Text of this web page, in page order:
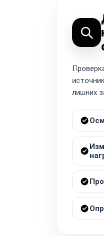
лишних